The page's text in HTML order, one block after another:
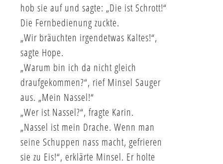
hob sie auf und sagte: „Die ist Schrott!“
Die Fernbedienung zuckte.
„Wir bräuchten irgendetwas Kaltes!“,
sagte Hope.
„Warum bin ich da nicht gleich
draufgekommen?“, rief Minsel Sauger
aus. „Mein Nassel!“
„Wer ist Nassel?“, fragte Karin.
„Nassel ist mein Drache. Wenn man
seine Schuppen nass macht, gefrieren
sie zu Eis!“, erklärte Minsel. Er holte